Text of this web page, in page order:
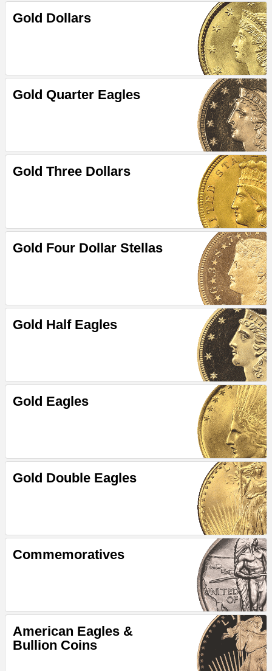
Gold Dollars
Gold Quarter Eagles
Gold Three Dollars
Gold Four Dollar Stellas
Gold Half Eagles
Gold Eagles
Gold Double Eagles
Commemoratives
American Eagles &
Bullion Coins